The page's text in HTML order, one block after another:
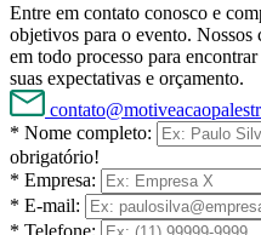
Entre em contato conosco e
objetivos para o evento.
em todo processo para
suas expectativas e orçamento.
* Nome completo:
obrigatório!
* Empresa:
* E-mail:
* Telefone: